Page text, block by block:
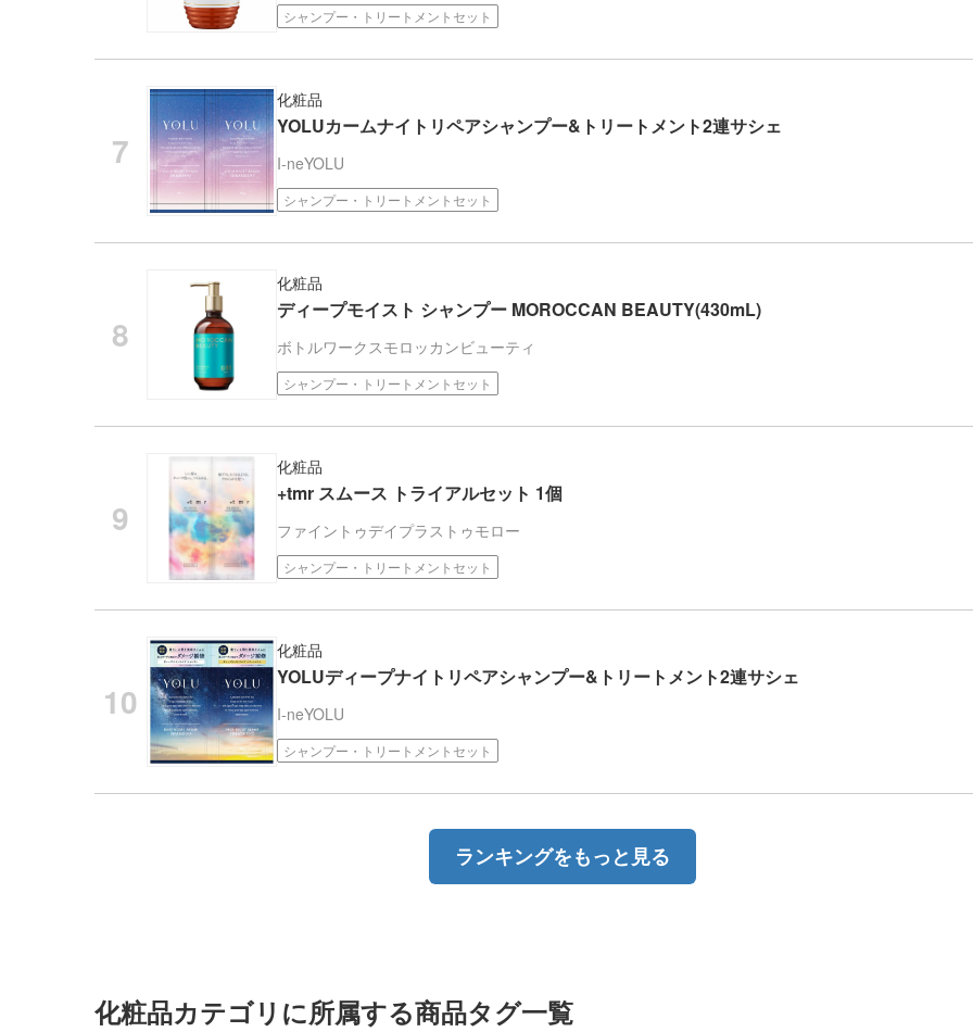
シャンプー・トリートメントセット
化粧品
YOLUカームナイトリペアシャンプー&トリートメント2連サシェ
I-neYOLU
シャンプー・トリートメントセット
化粧品
ディープモイスト シャンプー MOROCCAN BEAUTY(430mL)
ボトルワークスモロッカンビューティ
シャンプー・トリートメントセット
化粧品
+tmr スムース トライアルセット 1個
ファイントゥデイプラストゥモロー
シャンプー・トリートメントセット
化粧品
YOLUディープナイトリペアシャンプー&トリートメント2連サシェ
I-neYOLU
シャンプー・トリートメントセット
ランキングをもっと見る
化粧品カテゴリに所属する商品タグ一覧